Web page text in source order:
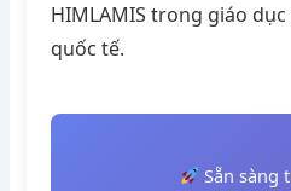
HIMLAMIS trong giáo dục
quốc tế.
Sẵn sàng